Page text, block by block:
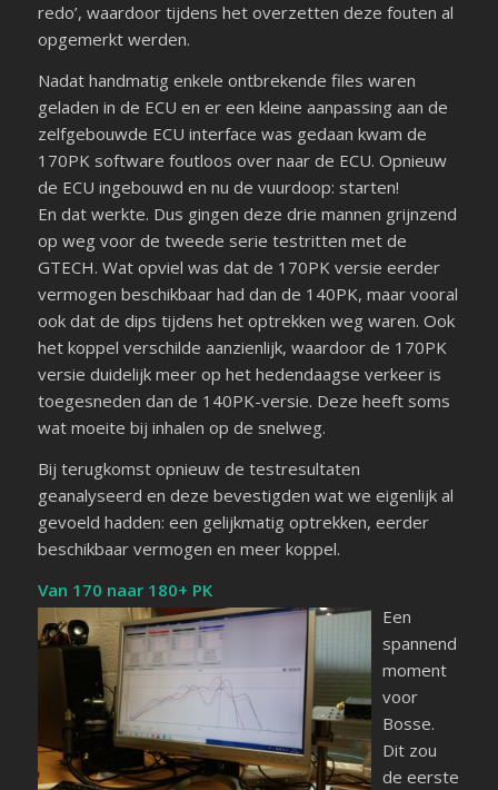
redo’, waardoor tijdens het overzetten deze fouten al
opgemerkt werden.
Nadat handmatig enkele ontbrekende files waren
geladen in de ECU en er een kleine aanpassing aan de
zelfgebouwde ECU interface was gedaan kwam de
170PK software foutloos over naar de ECU. Opnieuw
de ECU ingebouwd en nu de vuurdoop: starten!
En dat werkte. Dus gingen deze drie mannen grijnzend
op weg voor de tweede serie testritten met de
GTECH. Wat opviel was dat de 170PK versie eerder
vermogen beschikbaar had dan de 140PK, maar vooral
ook dat de dips tijdens het optrekken weg waren. Ook
het koppel verschilde aanzienlijk, waardoor de 170PK
versie duidelijk meer op het hedendaagse verkeer is
toegesneden dan de 140PK-versie. Deze heeft soms
wat moeite bij inhalen op de snelweg.
Bij terugkomst opnieuw de testresultaten
geanalyseerd en deze bevestigden wat we eigenlijk al
gevoeld hadden: een gelijkmatig optrekken, eerder
beschikbaar vermogen en meer koppel.
Van 170 naar 180+ PK
Een
spannend
moment
voor
Bosse.
Dit zou
de eerste